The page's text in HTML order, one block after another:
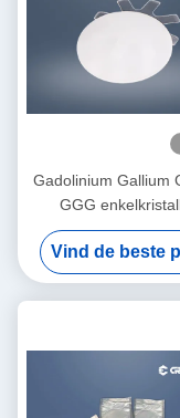
Gadolinium Gallium
GGG
substraat voor YIG
film
Vind de beste